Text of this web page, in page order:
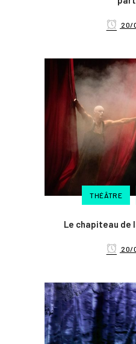
20/
THÉÂTRE
Le chapiteau de
20/